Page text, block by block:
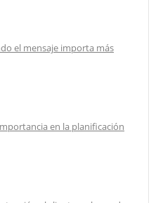
el mensaje importa más
en la planificación